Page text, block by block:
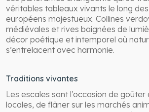
véritables tableaux vivants le long
européens majestueux. Collines
médiévales et rives baignées de
décor poétique et intemporel où
s’entrelacent avec harmonie.
Traditions vivantes
Les escales sont l’occasion de goûter
locales, de flâner sur les marchés